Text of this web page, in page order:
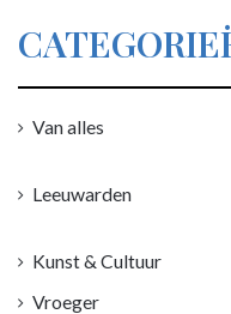
Van alles
Leeuwarden
Kunst & Cultuur
Vroeger